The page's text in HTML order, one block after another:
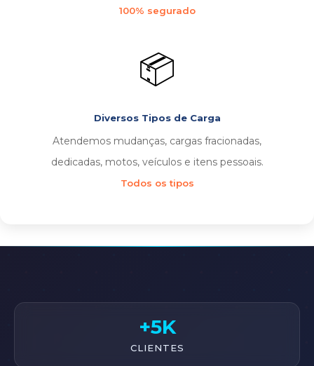
100% segurado
📦
Diversos Tipos de Carga
Atendemos mudanças, cargas fracionadas,
dedicadas, motos, veículos e itens pessoais.
Todos os tipos
+5K
CLIENTES